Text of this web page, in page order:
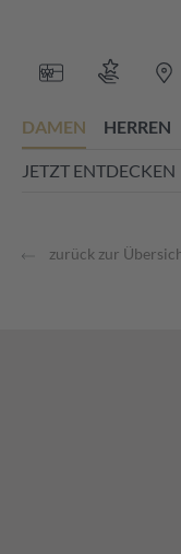
DAMEN HERREN
JETZT ENTDECKEN
zurück zur